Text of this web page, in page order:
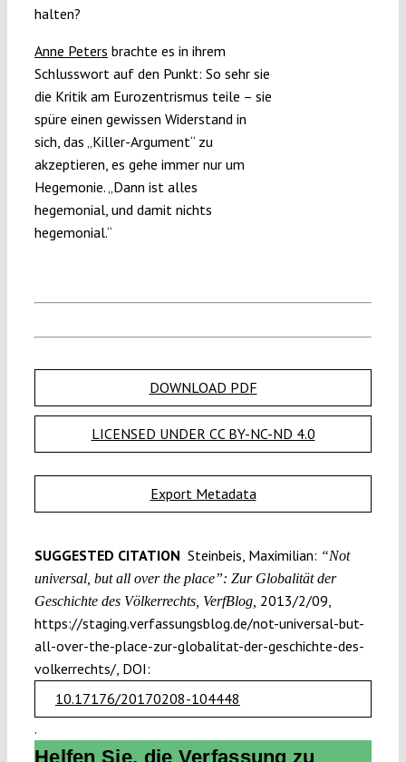
halten?
Anne Peters brachte es in ihrem
Schlusswort auf den Punkt: So sehr sie
die Kritik am Eurozentrismus teile – sie
spüre einen gewissen Widerstand in
sich, das „Killer-Argument“ zu
akzeptieren, es gehe immer nur um
Hegemonie. „Dann ist alles
hegemonial, und damit nichts
hegemonial.“
DOWNLOAD PDF
LICENSED UNDER CC BY-NC-ND 4.0
Export Metadata
SUGGESTED CITATION Steinbeis, Maximilian: “Not
universal, but all over the place”: Zur Globalität der
Geschichte des Völkerrechts, VerfBlog, 2013/2/09,
https://staging.verfassungsblog.de/not-universal-but-
all-over-the-place-zur-globalitat-der-geschichte-des-
volkerrechts/, DOI:
10.17176/20170208-104448
.
Helfen Sie, die Verfassung zu